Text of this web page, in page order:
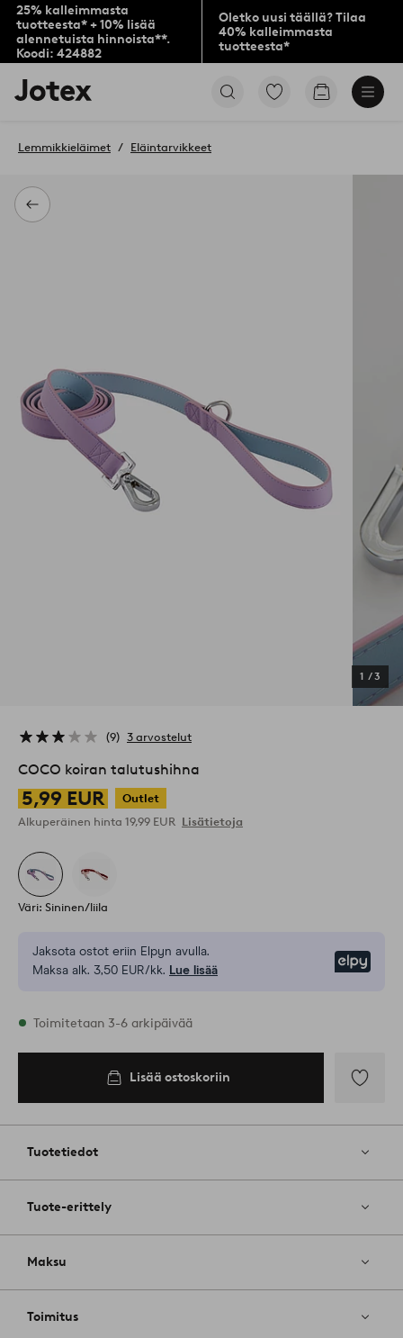
25% kalleimmasta
tuotteesta* + 10% lisää
alennetuista hinnoista**.
Koodi: 424882
Oletko uusi täällä? Tilaa
40% kalleimmasta
tuotteesta*
Jotex-
logo
aloitussivulle
Siirry
Siirry
Takaisin
Lemmikkieläimet Eläintarvikkeet
1 /3
9 3 arvostelut
COCO koiran talutushihna
5,99 EUR
Outlet
Alkuperäinen hinta 19,99 EUR Lisätietoja
Väri: Sininen/liila
Jaksota ostot eriin Elpyn avulla.
Maksa alk. 3,50 EUR/kk. Lue lisää
Varastossa
Toimitetaan 3-6 arkipäivää
Lisää ostoskoriin
Tuotetiedot
Tuote-erittely
Maksu
Toimitus